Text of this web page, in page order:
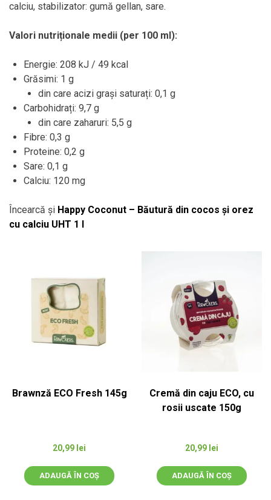
calciu, stabilizator: gumă gellan, sare.
Valori nutriționale medii (per 100 ml):
Energie: 208 kJ / 49 kcal
Grăsimi: 1 g
din care acizi grași saturați: 0,1 g
Carbohidrați: 9,7 g
din care zaharuri: 5,5 g
Fibre: 0,3 g
Proteine: 0,2 g
Sare: 0,1 g
Calciu: 120 mg
Încearcă și Happy Coconut – Băutură din cocos și orez
cu calciu UHT 1 l
Brawnză ECO Fresh 145g
20,99 lei
ADAUGĂ ÎN COȘ
Cremă din caju ECO, cu
rosii uscate 150g
20,99 lei
ADAUGĂ ÎN COȘ